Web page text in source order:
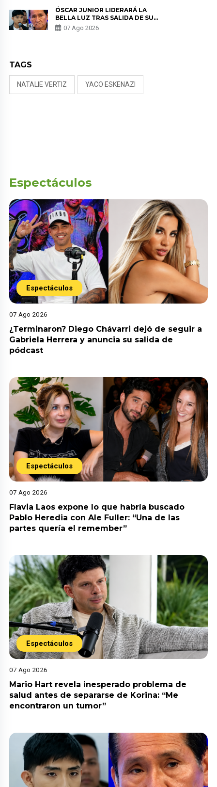
ÓSCAR JUNIOR LIDERARÁ LA
BELLA LUZ TRAS SALIDA DE SU
PADRE POR POLÉMICA CON
NALDY SALDAÑA
07 Ago 2026
TAGS
NATALIE VERTIZ YACO ESKENAZI
Espectáculos
Espectáculos
07 Ago 2026
¿Terminaron? Diego Chávarri dejó de seguir a
Gabriela Herrera y anuncia su salida de
pódcast
Espectáculos
07 Ago 2026
Flavia Laos expone lo que habría buscado
Pablo Heredia con Ale Fuller: “Una de las
partes quería el remember”
Espectáculos
07 Ago 2026
Mario Hart revela inesperado problema de
salud antes de separarse de Korina: “Me
encontraron un tumor”